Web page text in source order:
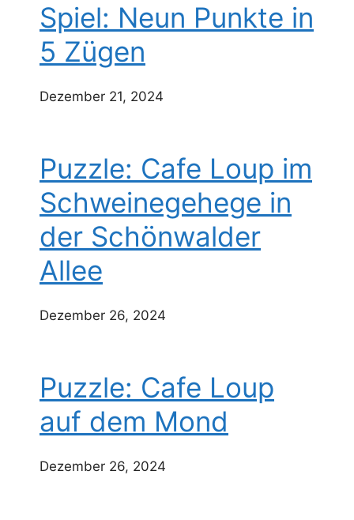
Spiel: Neun Punkte in
5 Zügen
Dezember 21, 2024
Puzzle: Cafe Loup im
Schweinegehege in
der Schönwalder
Allee
Dezember 26, 2024
Puzzle: Cafe Loup
auf dem Mond
Dezember 26, 2024